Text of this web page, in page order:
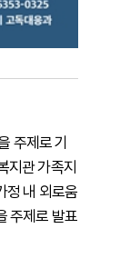
주제로 기
지관 가족지
정 내 외로움
주제로 발표